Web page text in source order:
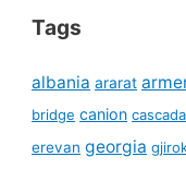
Tags
albania ararat
bridge canion cascada
erevan georgia